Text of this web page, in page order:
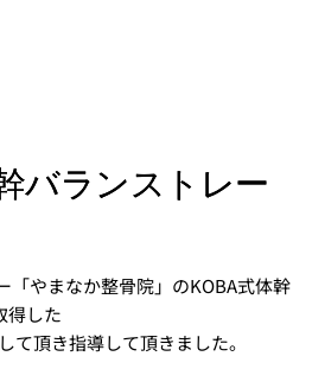
バランストレー
「やまなか整骨院」のKOBA式体幹
得した
て頂き指導して頂きました。